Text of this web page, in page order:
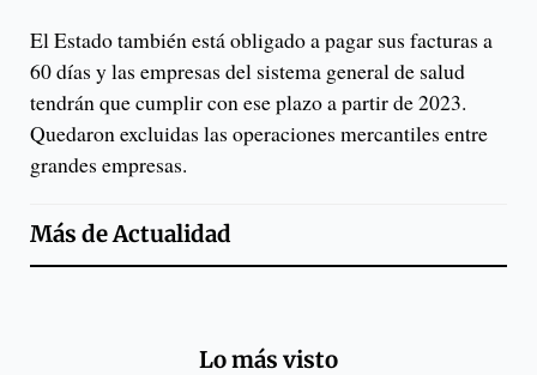
El Estado también está obligado a pagar sus facturas a
60 días y las empresas del sistema general de salud
tendrán que cumplir con ese plazo a partir de 2023.
Quedaron excluidas las operaciones mercantiles entre
grandes empresas.
Más deActualidad
Lo más visto